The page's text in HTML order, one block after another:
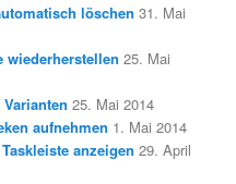
löschen 31. Mai
wiederherstellen 25. Mai
25. Mai 2014
aufnehmen 1. Mai 2014
anzeigen 29. April